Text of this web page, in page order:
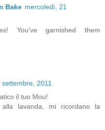
Bake mercoledì, 21
You've garnished them
2011
il tuo Mou!
lavanda, mi ricordano la